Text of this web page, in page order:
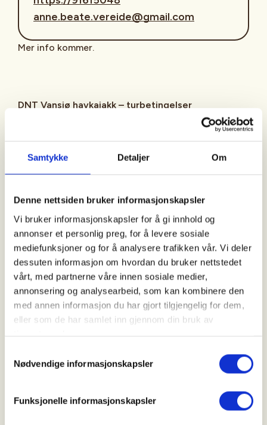
Samtykke Detaljer Om
Denne nettsiden bruker informasjonskapsler
Vi bruker informasjonskapsler for å gi innhold og
annonser et personlig preg, for å levere sosiale
mediefunksjoner og for å analysere trafikken vår. Vi deler
dessuten informasjon om hvordan du bruker nettstedet
vårt, med partnerne våre innen sosiale medier,
annonsering og analysearbeid, som kan kombinere den
med annen informasjon du har gjort tilgjengelig for dem,
eller som de har samlet inn gjennom din bruk av
Nødvendige informasjonskapsler
Funksjonelle informasjonskapsler
anne.beate.vereide@gmail.com
Mer info kommer.
DNT Vansjø havkajakk – turbetingelser
DNT Vansjøs turledere er kurset med DNT turleder
og/eller Norges Padleforbund våttkort system.
stigen med tilhørende stjernesystem for vurdering
av vær og forhold, samt Redningsselskapets råd for
trygg padletur.
Krav til deltagelse er, der ikke annet er oppgitt, NPF
Grunnkurs Hav eller tilsvarende realkompetanse.
Deltakere skal kunne gjennomføre en
kameratredning dersom behovet oppstår, og ha
kapasitet til å padle ca 1 time i ca 5km/t.
Alt er avhengig av årstid og turtype, men generelt
så gjelder det å ta med klær til både padling og
pause etter vær og forhold. Padlere må kle seg